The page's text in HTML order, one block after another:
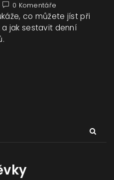
0 Komentáře
co můžete jíst při
jak sestavit denní